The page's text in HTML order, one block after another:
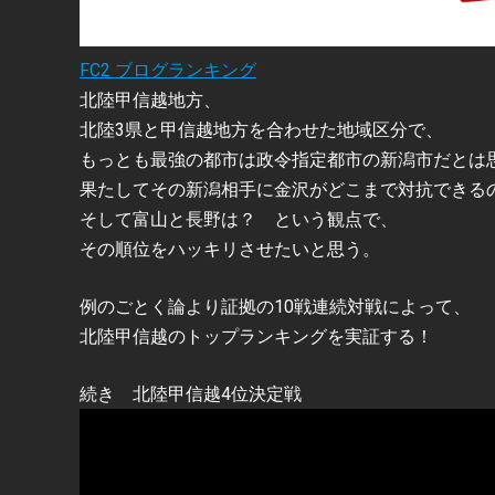
FC2 ブログランキング
北陸甲信越地方、
北陸3県と甲信越地方を合わせた地域区分で、
もっとも最強の都市は政令指定都市の新潟市だとは
果たしてその新潟相手に金沢がどこまで対抗できる
そして富山と長野は？ という観点で、
その順位をハッキリさせたいと思う。
例のごとく論より証拠の10戦連続対戦によって、
北陸甲信越のトップランキングを実証する！
続き 北陸甲信越4位決定戦